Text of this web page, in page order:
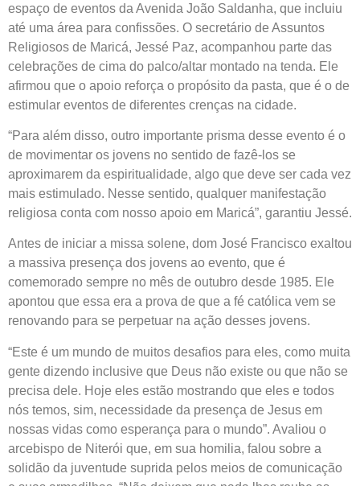
espaço de eventos da Avenida João Saldanha, que incluiu
até uma área para confissões. O secretário de Assuntos
Religiosos de Maricá, Jessé Paz, acompanhou parte das
celebrações de cima do palco/altar montado na tenda. Ele
afirmou que o apoio reforça o propósito da pasta, que é o de
estimular eventos de diferentes crenças na cidade.
“Para além disso, outro importante prisma desse evento é o
de movimentar os jovens no sentido de fazê-los se
aproximarem da espiritualidade, algo que deve ser cada vez
mais estimulado. Nesse sentido, qualquer manifestação
religiosa conta com nosso apoio em Maricá”, garantiu Jessé.
Antes de iniciar a missa solene, dom José Francisco exaltou
a massiva presença dos jovens ao evento, que é
comemorado sempre no mês de outubro desde 1985. Ele
apontou que essa era a prova de que a fé católica vem se
renovando para se perpetuar na ação desses jovens.
“Este é um mundo de muitos desafios para eles, como muita
gente dizendo inclusive que Deus não existe ou que não se
precisa dele. Hoje eles estão mostrando que eles e todos
nós temos, sim, necessidade da presença de Jesus em
nossas vidas como esperança para o mundo”. Avaliou o
arcebispo de Niterói que, em sua homilia, falou sobre a
solidão da juventude suprida pelos meios de comunicação